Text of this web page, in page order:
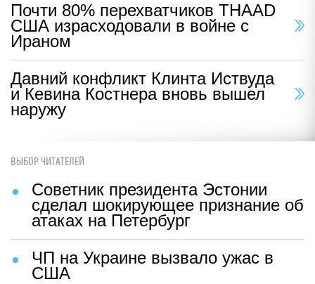
Почти 80% перехватчиков THAAD
США израсходовали в войне с
Ираном
Давний конфликт Клинта Иствуда
и Кевина Костнера вновь вышел
наружу
ВЫБОР ЧИТАТЕЛЕЙ
Советник президента Эстонии
сделал шокирующее признание об
атаках на Петербург
ЧП на Украине вызвало ужас в
США